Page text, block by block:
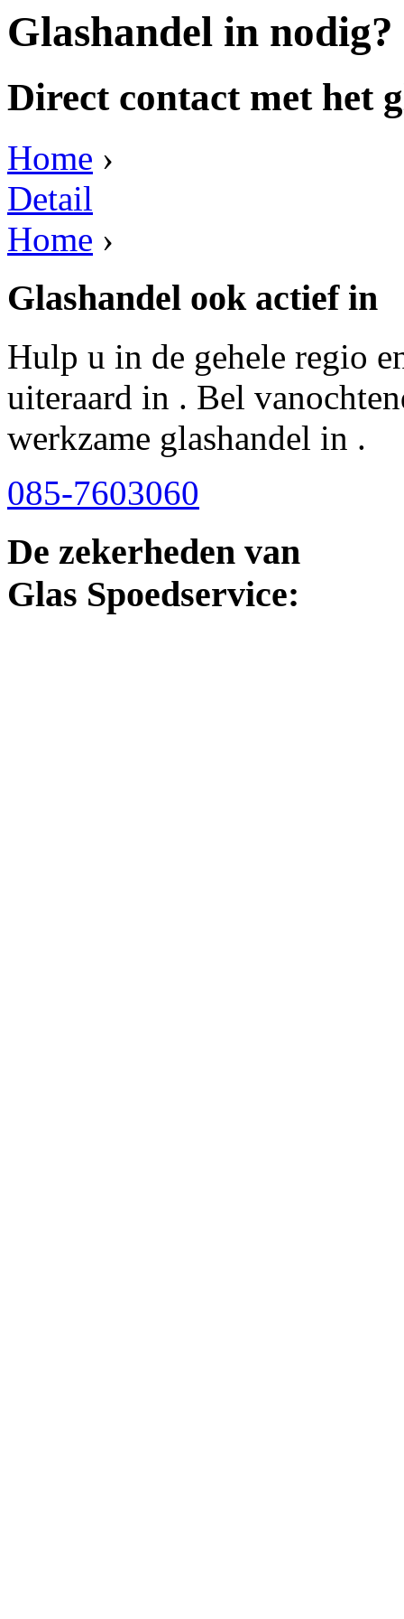
Glashandel in nodig?
Direct contact met het
Home ›
Detail
Home ›
Glashandel ook actief in
Hulp u in de gehele regio
uiteraard in . Bel
werkzame glashandel in .
085-7603060
De zekerheden van
Glas Spoedservice: